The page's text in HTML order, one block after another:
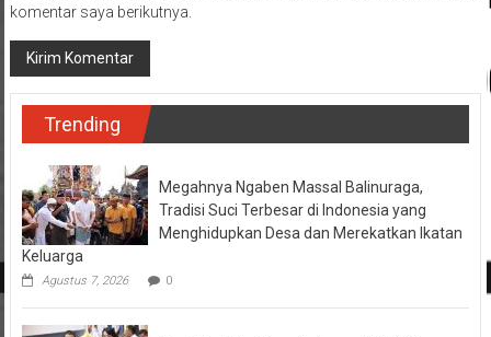
komentar saya berikutnya.
Trending
Megahnya Ngaben Massal Balinuraga,
Tradisi Suci Terbesar di Indonesia yang
Menghidupkan Desa dan Merekatkan Ikatan
Keluarga
Agustus 7, 2026 0